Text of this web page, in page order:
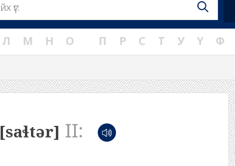
Л М Н О П Р С Т У Ү Ф
[saɬtər] II: